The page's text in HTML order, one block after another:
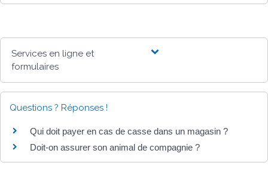
Services en ligne et
formulaires
Questions ? Réponses !
Qui doit payer en cas de casse dans un magasin ?
Doit-on assurer son animal de compagnie ?